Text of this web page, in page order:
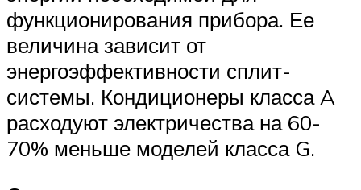
функционирования прибора. Ее
величина зависит от
энергоэффективности сплит-
системы. Кондиционеры класса A
расходуют электричества на 60-
70% меньше моделей класса G.